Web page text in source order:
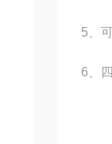
5 、
6 、